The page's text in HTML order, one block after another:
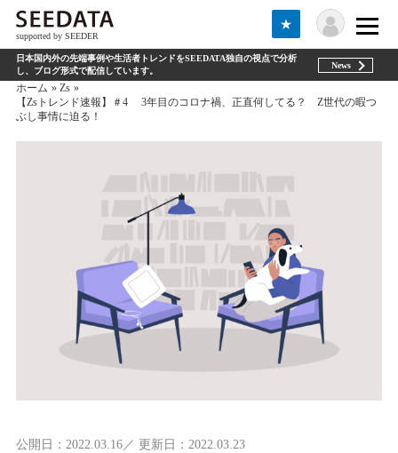
supported by SEEDER
★
日本国内外の先端事例や生活者トレンドをSEEDATA独自の視点で分析
し、ブログ形式で配信しています。
News
ホーム
Zs
【Zsトレンド速報】＃4 3年目のコロナ禍、正直何してる？ Z世代の暇つ
ぶし事情に迫る！
公開日：2022.03.16／ 更新日：2022.03.23